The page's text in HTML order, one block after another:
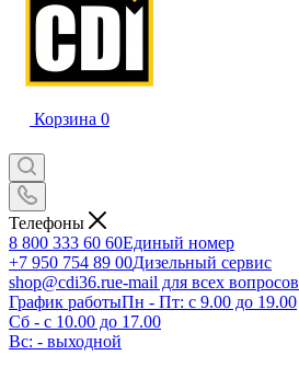
Корзина 0
Телефоны
8 800 333 60 60Единый номер
+7 950 754 89 00Дизельный сервис
shop@cdi36.rue-mail для всех вопросов
График работыПн - Пт: с 9.00 до 19.00
Сб - с 10.00 до 17.00
Вс: - выходной